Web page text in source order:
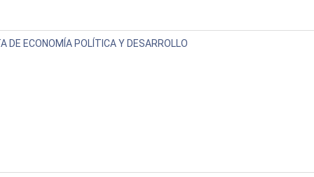
DE ECONOMÍA POLÍTICA Y DESARROLLO